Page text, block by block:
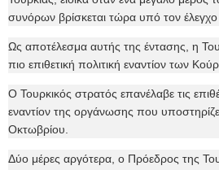
συνόρων βρίσκεται τώρα υπό τον
Ως αποτέλεσμα αυτής της έντασης, η
πιο επιθετική πολιτική εναντίον των
Ο Τουρκικός στρατός επανέλαβε τις
εναντίον της οργάνωσης που
Οκτωβρίου.
Δύο μέρες αργότερα, ο Πρόεδρος της